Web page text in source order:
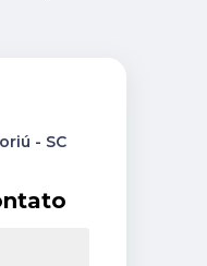
- SC